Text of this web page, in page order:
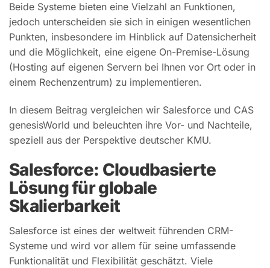
Beide Systeme bieten eine Vielzahl an Funktionen,
jedoch unterscheiden sie sich in einigen wesentlichen
Punkten, insbesondere im Hinblick auf Datensicherheit
und die Möglichkeit, eine eigene On-Premise-Lösung
(Hosting auf eigenen Servern bei Ihnen vor Ort oder in
einem Rechenzentrum) zu implementieren.
In diesem Beitrag vergleichen wir Salesforce und CAS
genesisWorld und beleuchten ihre Vor- und Nachteile,
speziell aus der Perspektive deutscher KMU.
Salesforce: Cloudbasierte
Lösung für globale
Skalierbarkeit
Salesforce ist eines der weltweit führenden CRM-
Systeme und wird vor allem für seine umfassende
Funktionalität und Flexibilität geschätzt. Viele